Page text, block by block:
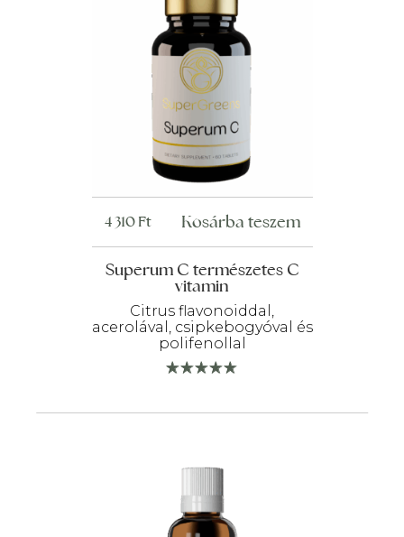
Superum C természetes C
vitamin
Citrus flavonoiddal,
acerolával, csipkebogyóval és
polifenollal
4 310Ft Kosárba teszem